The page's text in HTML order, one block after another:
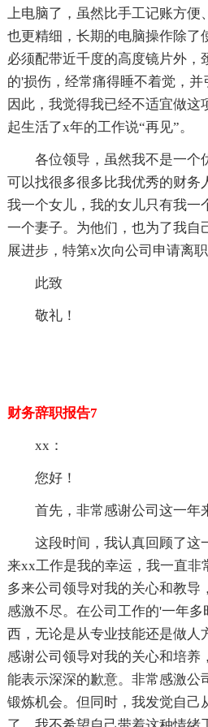
上电脑了，虽然比手工记账方便
也更精细，长期的电脑操作除了
必须配带近千度的高度镜片外，
的'损伤，经常痛得睡不着觉，并
因此，我觉得我已经不适宜做这
起生活了x年的工作说“再见”。
各位领导，虽然我不是一个
可以找很多很多比我优秀的财务
我一个女儿，我的女儿只有我一
一个妻子。为他们，也为了我自
展进步，特第x次向公司申请离
此致
敬礼！
财务辞职报告7
xx：
您好！
首先，非常感谢公司这一年
这段时间，我认真回顾了这
来xx工作是我的幸运，我一直非
多来公司领导对我的关心和教导
感激不尽。在公司工作的'一年
西，无论是从专业技能还是做人
感谢公司领导对我的关心和培养
能表示深深的歉意。非常感激公
锻炼机会。但同时，我发觉自己